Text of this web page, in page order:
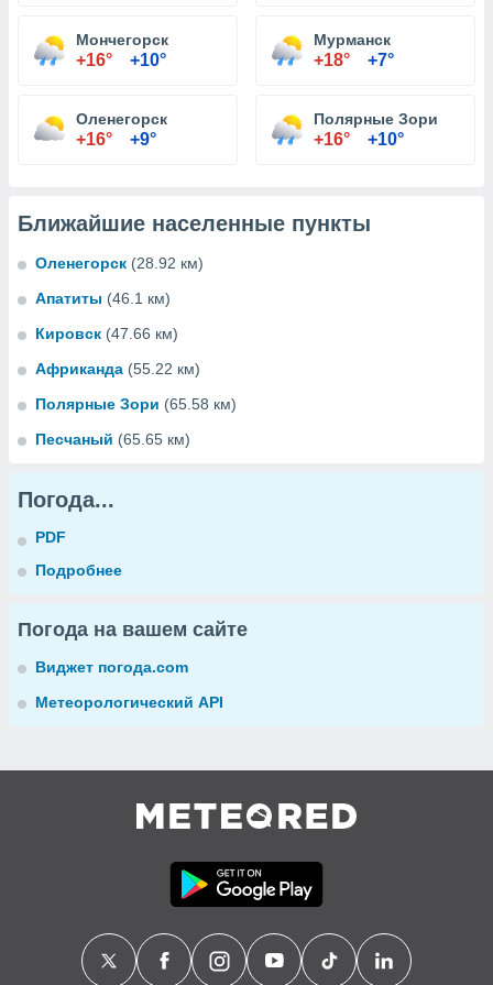
Мончегорск
+16° +10°
Мурманск
+18° +7°
Оленегорск
+16° +9°
Полярные Зори
+16° +10°
Ближайшие населенные пункты
Оленегорск (28.92 км)
Апатиты (46.1 км)
Кировск (47.66 км)
Африканда (55.22 км)
Полярные Зори (65.58 км)
Песчаный (65.65 км)
Погода...
PDF
Подробнее
Погода на вашем сайте
Виджет погода.com
Метеорологический API